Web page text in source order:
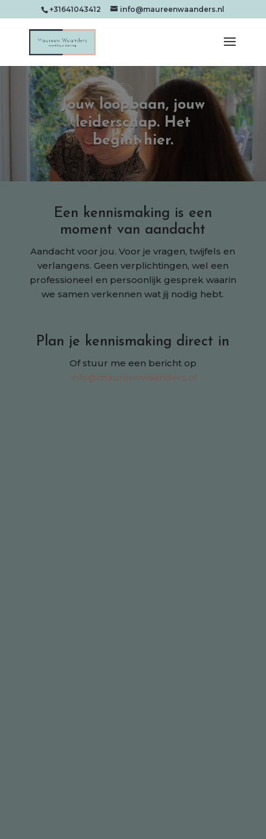
+31641043412 info@maureenwaanders.nl
Jouw loopbaan, jouw
leiderschap. Het
begint hier.
Een kennismaking is een
moment van aandacht
Aandacht voor jou. Voor je vragen, twijfels en
verlangens. Geen verplichtingen, wel een
professioneel en persoonlijk gesprek waarin
we samen verkennen wat jij nodig hebt.
Plan je kennismaking direct in
Of stuur me een bericht op
info@maureenwaanders.nl